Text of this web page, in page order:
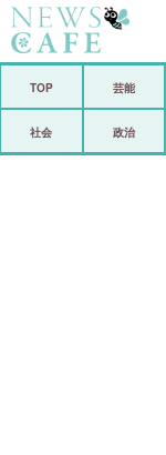
TOP 芸能
社会 政治